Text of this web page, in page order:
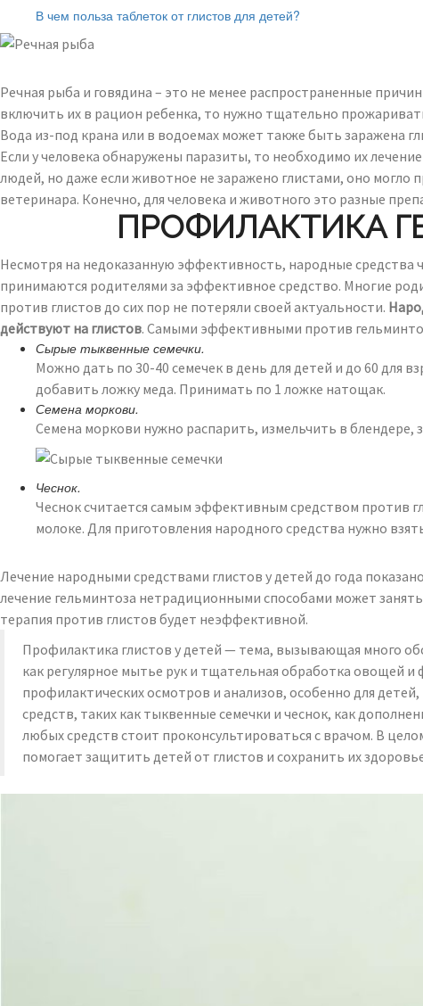
В чем польза таблеток от глистов для детей?
Речная рыба и говядина – это не менее распространенные
включить их в рацион ребенка, то нужно тщательно
Вода из-под крана или в водоемах может также быть заражена
Если у человека обнаружены паразиты, то необходимо их
людей, но даже если животное не заражено глистами, оно могло
ветеринара. Конечно, для человека и животного это разные
ПРОФИЛАКТИКА
Несмотря на недоказанную эффективность, народные
принимаются родителями за эффективное средство. Многие
против глистов до сих пор не потеряли своей актуальности.
действуют на глистов. Самыми эффективными против
Сырые тыквенные семечки.
Можно дать по 30-40 семечек в день для детей и до 60 для
добавить ложку меда. Принимать по 1 ложке натощак.
Семена моркови.
Семена моркови нужно распарить, измельчить в блендере,
Чеснок.
Чеснок считается самым эффективным средством против
молоке. Для приготовления народного средства нужно
Лечение народными средствами глистов у детей до года
лечение гельминтоза нетрадиционными способами может
терапия против глистов будет неэффективной.
Профилактика глистов у детей — тема, вызывающая много
как регулярное мытье рук и тщательная обработка овощей
профилактических осмотров и анализов, особенно для
средств, таких как тыквенные семечки и чеснок, как
любых средств стоит проконсультироваться с врачом. В
помогает защитить детей от глистов и сохранить их